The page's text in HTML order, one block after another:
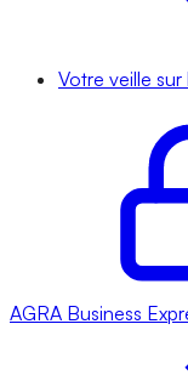
Votre veille
AGRA Business